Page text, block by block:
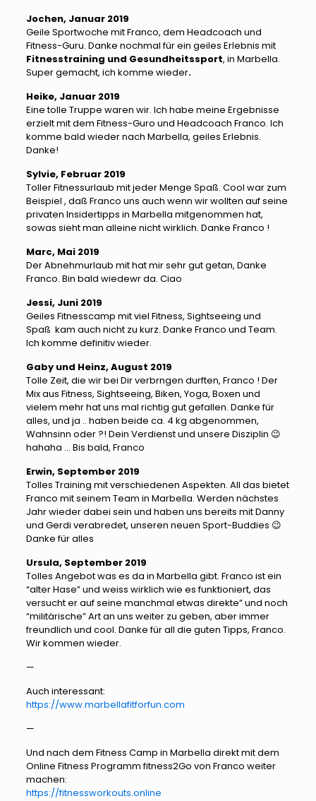
Jochen, Januar 2019
Geile Sportwoche mit Franco, dem Headcoach und
Fitness-Guru. Danke nochmal für ein geiles Erlebnis mit
Fitnesstraining und Gesundheitssport, in Marbella.
Super gemacht, ich komme wieder.
Heike, Januar 2019
Eine tolle Truppe waren wir. Ich habe meine Ergebnisse
erzielt mit dem Fitness-Guro und Headcoach Franco. Ich
komme bald wieder nach Marbella, geiles Erlebnis.
Danke!
Sylvie, Februar 2019
Toller Fitnessurlaub mit jeder Menge Spaß. Cool war zum
Beispiel , daß Franco uns auch wenn wir wollten auf seine
privaten Insidertipps in Marbella mitgenommen hat,
sowas sieht man alleine nicht wirklich. Danke Franco !
Marc, Mai 2019
Der Abnehmurlaub mit hat mir sehr gut getan, Danke
Franco. Bin bald wiedewr da. Ciao
Jessi, Juni 2019
Geiles Fitnesscamp mit viel Fitness, Sightseeing und
Spaß kam auch nicht zu kurz. Danke Franco und Team.
Ich komme definitiv wieder.
Gaby und Heinz, August 2019
Tolle Zeit, die wir bei Dir verbrngen durften, Franco ! Der
Mix aus Fitness, Sightseeing, Biken, Yoga, Boxen und
vielem mehr hat uns mal richtig gut gefallen. Danke für
alles, und ja .. haben beide ca. 4 kg abgenommen,
Wahnsinn oder ?! Dein Verdienst und unsere Disziplin 😉
hahaha … Bis bald, Franco
Erwin, September 2019
Tolles Training mit verschiedenen Aspekten. All das bietet
Franco mit seinem Team in Marbella. Werden nächstes
Jahr wieder dabei sein und haben uns bereits mit Danny
und Gerdi verabredet, unseren neuen Sport-Buddies 😉
Danke für alles
Ursula, September 2019
Tolles Angebot was es da in Marbella gibt. Franco ist ein
“alter Hase” und weiss wirklich wie es funktioniert, das
versucht er auf seine manchmal etwas direkte” und noch
“militärische” Art an uns weiter zu geben, aber immer
freundlich und cool. Danke für all die guten Tipps, Franco.
Wir kommen wieder.
—
Auch interessant:
https://www.marbellafitforfun.com
—
Und nach dem Fitness Camp in Marbella direkt mit dem
Online Fitness Programm fitness2Go von Franco weiter
machen:
https://fitnessworkouts.online